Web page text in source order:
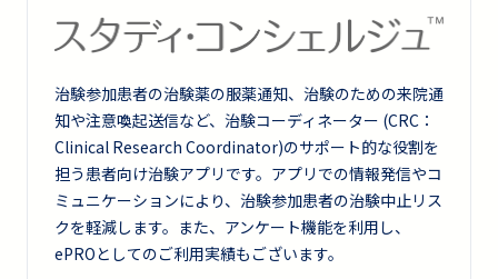
治験参加患者の治験薬の服薬通知、治験のための来院通
知や注意喚起送信など、治験コーディネーター (CRC：
Clinical Research Coordinator)のサポート的な役割を
担う患者向け治験アプリです。アプリでの情報発信やコ
ミュニケーションにより、治験参加患者の治験中止リス
クを軽減します。また、アンケート機能を利用し、
ePROとしてのご利用実績もございます。